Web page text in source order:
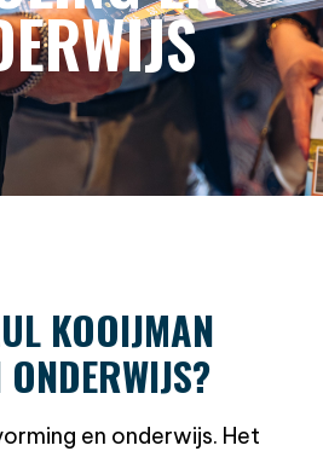
KOOIJMAN
en onderwijs. Het